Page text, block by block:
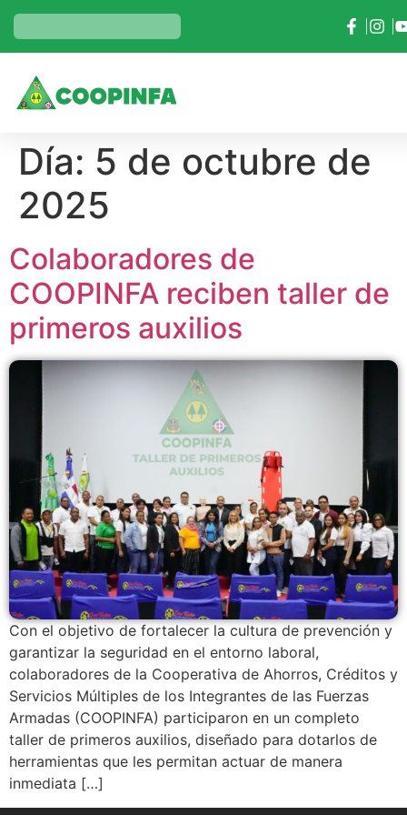
Día: 5 de octubre de
2025
Colaboradores de
COOPINFA reciben taller de
primeros auxilios
Con el objetivo de fortalecer la cultura de prevención y
garantizar la seguridad en el entorno laboral,
colaboradores de la Cooperativa de Ahorros, Créditos y
Servicios Múltiples de los Integrantes de las Fuerzas
Armadas (COOPINFA) participaron en un completo
taller de primeros auxilios, diseñado para dotarlos de
herramientas que les permitan actuar de manera
inmediata […]